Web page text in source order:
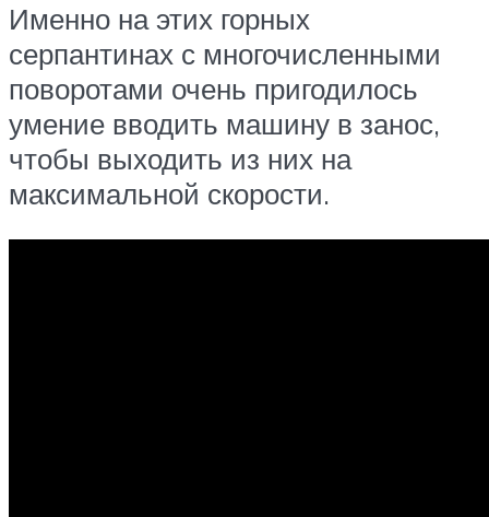
Именно на этих горных
серпантинах с многочисленными
поворотами очень пригодилось
умение вводить машину в занос,
чтобы выходить из них на
максимальной скорости.